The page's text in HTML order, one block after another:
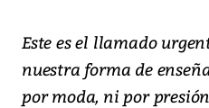
Este es el llamado
nuestra forma de
por moda, ni por